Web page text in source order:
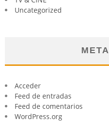
Uncategorized
META
Acceder
Feed de entradas
Feed de comentarios
WordPress.org